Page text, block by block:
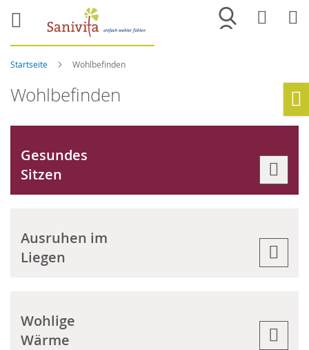
Merkliste
Startseite Wohlbefinden
Wohlbefinden
Gesundes
Sitzen
Ausruhen im
Liegen
Wohlige
Wärme